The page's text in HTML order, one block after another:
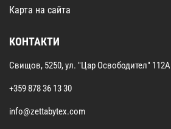
Карта на сайта
КОНТАКТИ
Свищов, 5250, ул. "Цар Освободител" 112А
+359 878 36 13 30
info@zettabytex.com